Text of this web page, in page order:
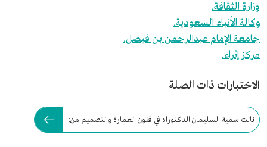
وزارة الثقافة.
وكالة الأنباء السعودية.
جامعة الإمام عبدالرحمن بن فيصل.
مركز إثراء.
الاختبارات ذات الصلة
نالت سمية السليمان الدكتوراه في فنون العمارة والتصميم من: